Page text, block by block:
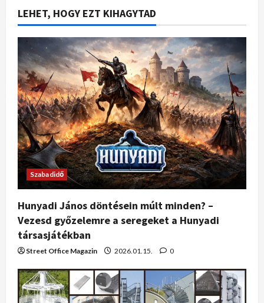
LEHET, HOGY EZT KIHAGYTAD
Szabadidő
Hunyadi János döntésein múlt minden? –
Vezesd győzelemre a seregeket a Hunyadi
társasjátékban
Street Office Magazin 2026.01.15. 0